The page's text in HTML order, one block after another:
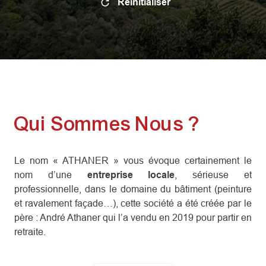
Qui Sommes Nous ?
Le nom « ATHANER » vous évoque certainement le
nom d’une entreprise locale , sérieuse et
professionnelle, dans le domaine du bâtiment (peinture
et ravalement façade…), cette société a été créée par le
père : André Athaner qui l’a vendu en 2019 pour partir en
retraite.